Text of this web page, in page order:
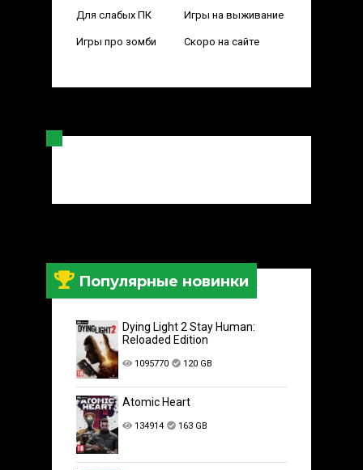
Для слабых ПК Игры на выживание
Игры про зомби Скоро на сайте
Популярные новинки
Dying Light 2 Stay Human:
Reloaded Edition
1095770 120 GB
Atomic Heart
134914 163 GB